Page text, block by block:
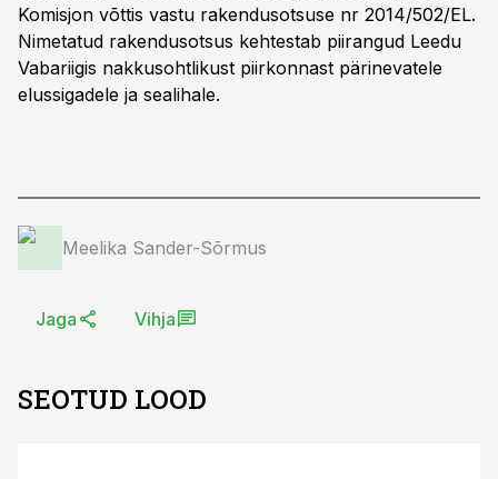
Komisjon võttis vastu rakendusotsuse nr 2014/502/EL.
Nimetatud rakendusotsus kehtestab piirangud Leedu
Vabariigis nakkusohtlikust piirkonnast pärinevatele
elussigadele ja sealihale.
Meelika Sander-Sõrmus
Jaga Vihja
SEOTUD LOOD